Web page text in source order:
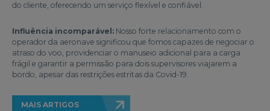
do cliente, oferecendo um serviço flexível e confiável.
Influência incomparável: Nosso forte relacionamento com o
operador da aeronave significou que fomos capazes de negociar o
atraso do voo, providenciar o manuseio adicional para a carga
frágil e garantir a permissão para dois supervisores viajarem a
bordo, apesar das restrições estritas da Covid-19.
MAIS ARTIGOS